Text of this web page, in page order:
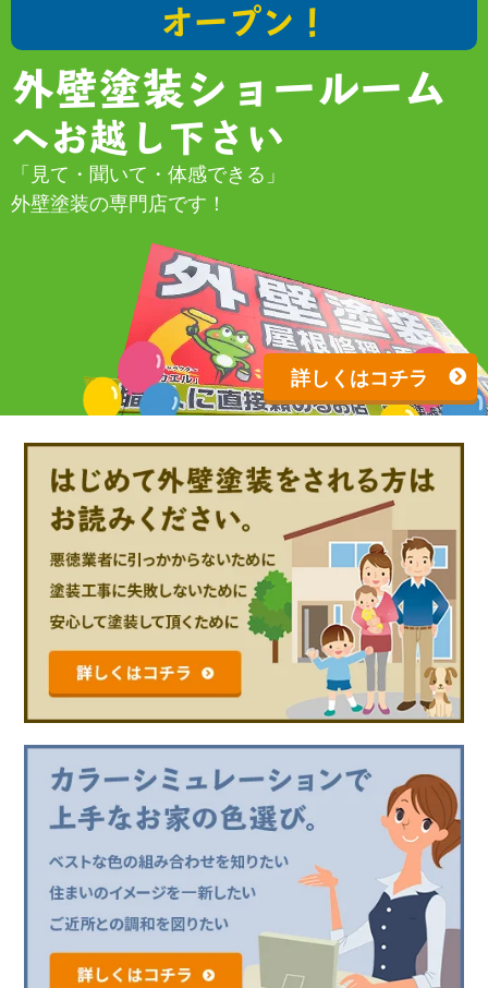
オープン！
外壁塗装ショールーム
へお越し下さい
「見て・聞いて・体感できる」
外壁塗装の専門店です！
詳しくはコチラ